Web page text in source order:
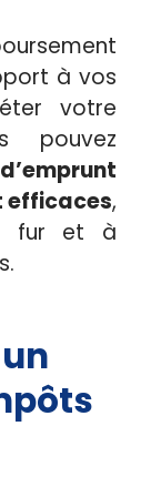
à vos
votre
pouvez
efficaces,
fur et à